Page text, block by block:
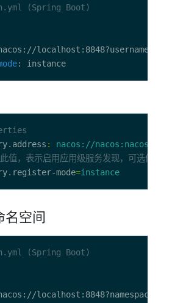
(Spring Boot)
:
nacos://
此值，表示启用应用级服务发现，可选
mode=instance
名空间
(Spring Boot)